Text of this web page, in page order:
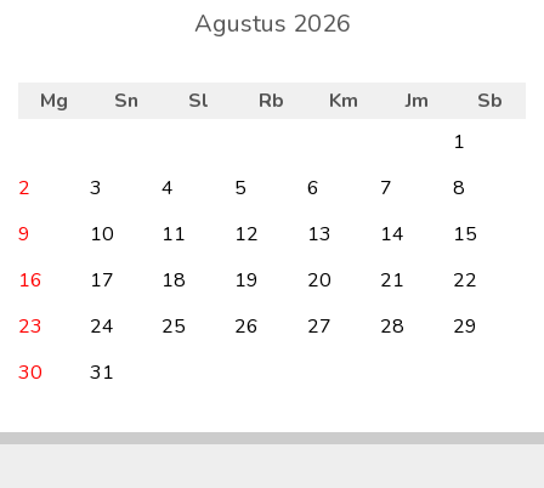
Agustus 2026
Mg Sn Sl Rb Km Jm
Sb
1
2
3 4 5 6 7
8
9
10 11 12 13 14
15
16
17 18 19 20 21
22
23
24 25 26 27 28
29
30
31